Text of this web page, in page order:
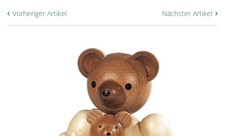
Nächster Artikel ›
‹ Vorheriger Artikel